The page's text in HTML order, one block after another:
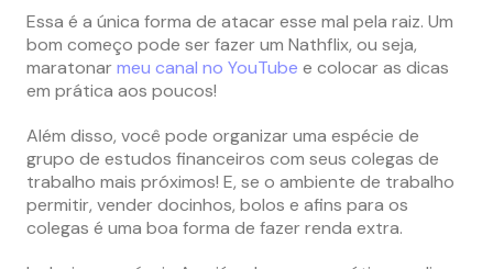
Essa é a única forma de atacar esse mal pela raiz. Um
bom começo pode ser fazer um Nathflix, ou seja,
maratonarmeu canal no YouTube e colocar as dicas
em prática aos poucos!
Além disso, você pode organizar uma espécie de
grupo de estudos financeiros com seus colegas de
trabalho mais próximos! E, se o ambiente de trabalho
permitir, vender docinhos, bolos e afins para os
colegas é uma boa forma de fazer renda extra.